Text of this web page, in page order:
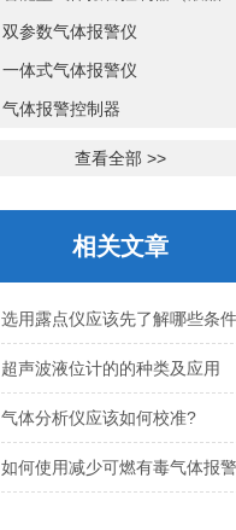
双参数气体报警仪
一体式气体报警仪
气体报警控制器
查看全部 >>
相关文章
选用露点仪应该先了解哪些条件
超声波液位计的的种类及应用
气体分析仪应该如何校准?